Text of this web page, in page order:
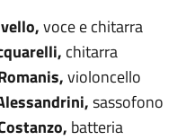
voce e chitarra
chitarra
violoncello
sassofono
batteria